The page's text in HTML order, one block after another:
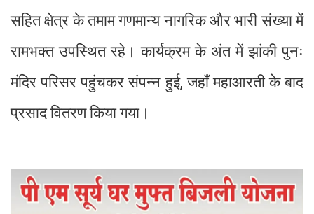
सहित क्षेत्र के तमाम गणमान्य नागरिक और भारी संख्या में
रामभक्त उपस्थित रहे। कार्यक्रम के अंत में झांकी पुनः
मंदिर परिसर पहुंचकर संपन्न हुई, जहाँ महाआरती के बाद
प्रसाद वितरण किया गया।